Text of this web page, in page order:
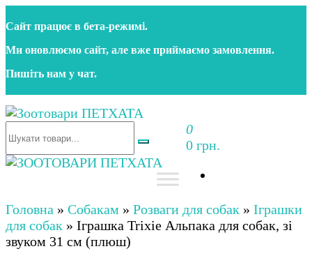
до
контенту
Сайт працює в бета‑режимі.
Ми оновлюємо сайт, але вже приймаємо замовлення.
Пишіть нам у чат.
Зоотовари ПЕТХАТА
Зоомагазин для собак та котів | Корм, іграшки,
аксесуари та догляд за тваринами. Доставка по
0
0 грн.
аксесуари та догляд за тваринами. Доставка по
Україні
Головна » Собакам » Розваги для собак » Іграшки
для собак » Іграшка Trixie Альпака для собак, зі
звуком 31 см (плюш)